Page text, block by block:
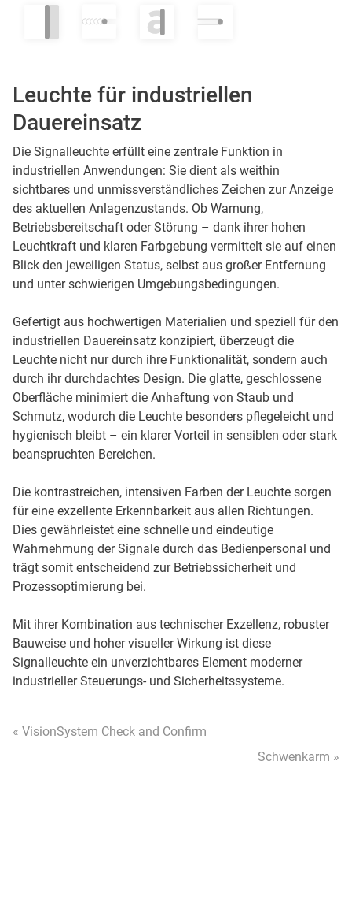
Leuchte für industriellen
Dauereinsatz
Die Signalleuchte erfüllt eine zentrale Funktion in
industriellen Anwendungen: Sie dient als weithin
sichtbares und unmissverständliches Zeichen zur Anzeige
des aktuellen Anlagenzustands. Ob Warnung,
Betriebsbereitschaft oder Störung – dank ihrer hohen
Leuchtkraft und klaren Farbgebung vermittelt sie auf einen
Blick den jeweiligen Status, selbst aus großer Entfernung
und unter schwierigen Umgebungsbedingungen.
Gefertigt aus hochwertigen Materialien und speziell für den
industriellen Dauereinsatz konzipiert, überzeugt die
Leuchte nicht nur durch ihre Funktionalität, sondern auch
durch ihr durchdachtes Design. Die glatte, geschlossene
Oberfläche minimiert die Anhaftung von Staub und
Schmutz, wodurch die Leuchte besonders pflegeleicht und
hygienisch bleibt – ein klarer Vorteil in sensiblen oder stark
beanspruchten Bereichen.
Die kontrastreichen, intensiven Farben der Leuchte sorgen
für eine exzellente Erkennbarkeit aus allen Richtungen.
Dies gewährleistet eine schnelle und eindeutige
Wahrnehmung der Signale durch das Bedienpersonal und
trägt somit entscheidend zur Betriebssicherheit und
Prozessoptimierung bei.
Mit ihrer Kombination aus technischer Exzellenz, robuster
Bauweise und hoher visueller Wirkung ist diese
Signalleuchte ein unverzichtbares Element moderner
industrieller Steuerungs- und Sicherheitssysteme.
« VisionSystem Check and Confirm
Schwenkarm »